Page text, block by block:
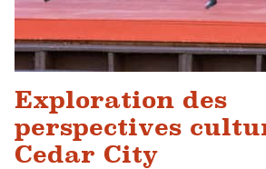
Exploration des
perspectives
Cedar City